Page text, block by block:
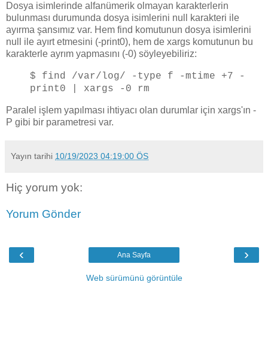
Dosya isimlerinde alfanümerik olmayan karakterlerin
bulunması durumunda dosya isimlerini null karakteri ile
ayırma şansımız var. Hem find komutunun dosya isimlerini
null ile ayırt etmesini (-print0), hem de xargs komutunun bu
karakterle ayrım yapmasını (-0) söyleyebiliriz:
$ find /var/log/ -type f -mtime +7 -
print0 | xargs -0 rm
Paralel işlem yapılması ihtiyacı olan durumlar için xargs'ın -
P gibi bir parametresi var.
Yayın tarihi 10/19/2023 04:19:00 ÖS
Hiç yorum yok:
Yorum Gönder
‹ ›
Ana Sayfa
Web sürümünü görüntüle